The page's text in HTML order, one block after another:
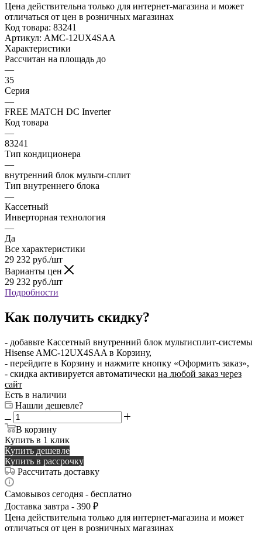
Цена действительна только для интернет-магазина и может
отличаться от цен в розничных магазинах
Код товара: 83241
Артикул: AMC-12UX4SAA
Характеристики
Рассчитан на площадь до
—
35
Серия
—
FREE MATCH DC Inverter
Код товара
—
83241
Тип кондиционера
—
внутренний блок мульти-сплит
Тип внутреннего блока
—
Кассетный
Инверторная технология
—
Да
Все характеристики
29 232 руб./шт
Варианты цен
29 232 руб./шт
Подробности
Как получить скидку?
- добавьте Кассетный внутренний блок мультисплит-системы
Hisense AMC-12UX4SAA в Корзину,
- перейдите в Корзину и нажмите кнопку «Оформить заказ»,
- скидка активируется автоматически на любой заказ через
сайт
Есть в наличии
Нашли дешевле?
В корзину
Купить в 1 клик
Купить дешевле
Купить в рассрочку
Рассчитать доставку
Самовывоз сегодня - бесплатно
Доставка завтра - 390 ₽
Цена действительна только для интернет-магазина и может
отличаться от цен в розничных магазинах